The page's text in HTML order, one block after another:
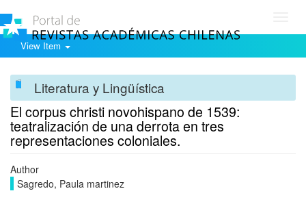
View Item
Literatura y Lingüística
El corpus christi novohispano de 1539:
teatralización de una derrota en tres
representaciones coloniales.
Author
Sagredo, Paula martinez